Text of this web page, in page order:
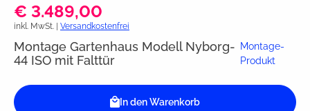
€ 3.489,00
inkl. MwSt. | Versandkostenfrei
Montage Gartenhaus Modell Nyborg-
44 ISO mit Falttür
Montage-
Produkt
In den Warenkorb